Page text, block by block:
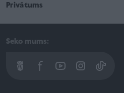
Privātums
Seko mums: